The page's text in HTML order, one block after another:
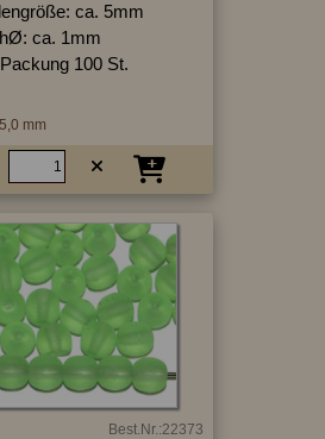
ca. 5mm
ca. 1mm
100 St.
5,0 mm
Best.Nr.:22373